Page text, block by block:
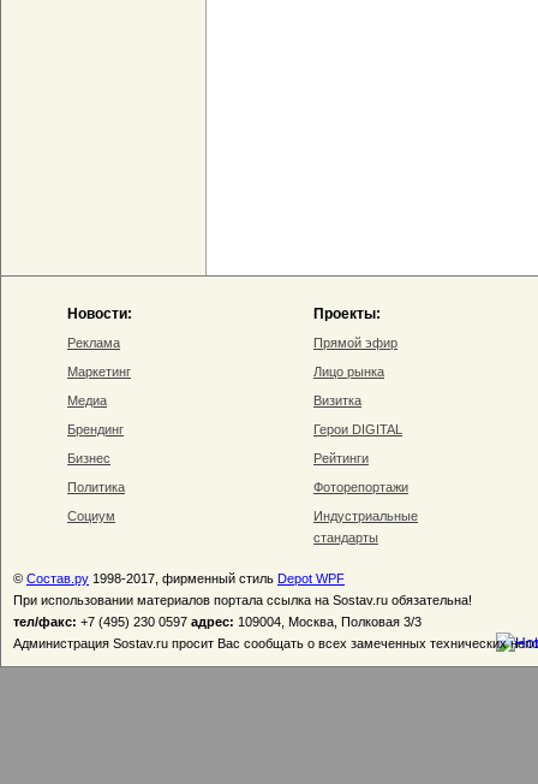
Новости:
Реклама
Маркетинг
Медиа
Брендинг
Бизнес
Политика
Социум
Проекты:
Прямой эфир
Лицо рынка
Визитка
Герои DIGITAL
Рейтинги
Фоторепортажи
Индустриальные
стандарты
© Состав.ру 1998-2017, фирменный стиль Depot WPF
При использовании материалов портала ссылка на Sostav.ru обязательна!
тел/факс: +7 (495) 230 0597 адрес: 109004, Москва, Полковая 3/3
Администрация Sostav.ru просит Вас сообщать о всех замеченных технических